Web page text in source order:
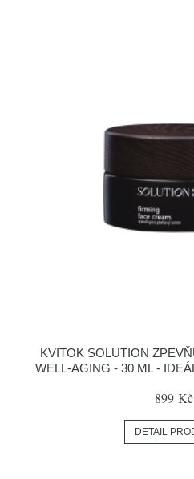
KVITOK SOLUTION
WELL-AGING - 30 ML -
899 Kč
DETAIL